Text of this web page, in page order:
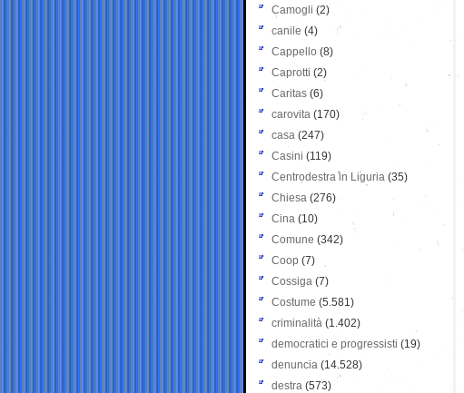
Camogli (2)
canile (4)
Cappello (8)
Caprotti (2)
Caritas (6)
carovita (170)
casa (247)
Casini (119)
Centrodestra in Liguria (35)
Chiesa (276)
Cina (10)
Comune (342)
Coop (7)
Cossiga (7)
Costume (5.581)
criminalità (1.402)
democratici e progressisti (19)
denuncia (14.528)
destra (573)